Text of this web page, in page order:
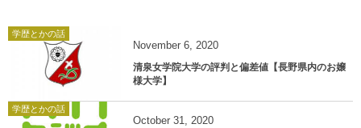
学歴とかの話
November 6, 2020
清泉女学院大学の評判と偏差値【長野県内のお嬢
様大学】
学歴とかの話
October 31, 2020